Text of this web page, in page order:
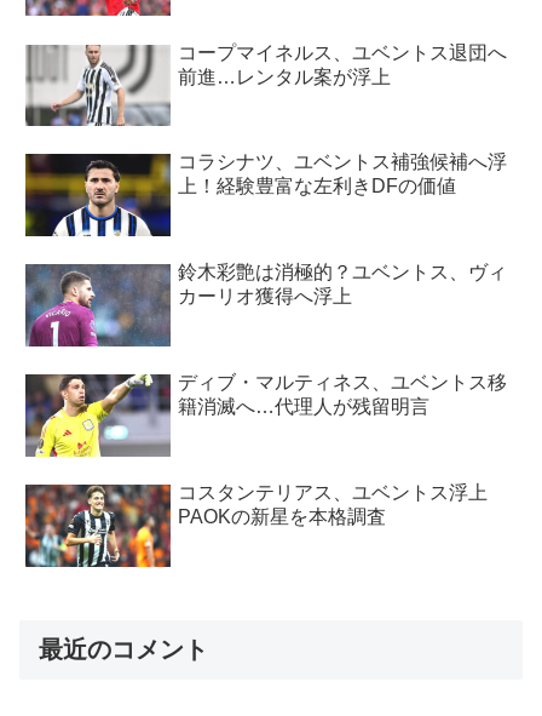
コープマイネルス、ユベントス退団へ
前進…レンタル案が浮上
コラシナツ、ユベントス補強候補へ浮
上！経験豊富な左利きDFの価値
鈴木彩艶は消極的？ユベントス、ヴィ
カーリオ獲得へ浮上
ディブ・マルティネス、ユベントス移
籍消滅へ…代理人が残留明言
コスタンテリアス、ユベントス浮上
PAOKの新星を本格調査
最近のコメント